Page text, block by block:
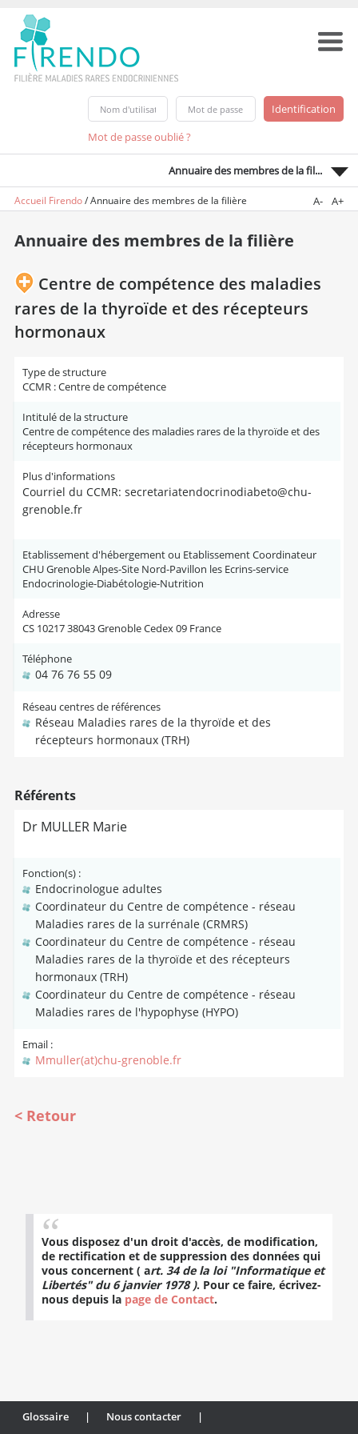
Mot de passe oublié ?
Annuaire des membres de la fil...
Accueil Firendo/Annuaire des membres de la filière A- A+
Annuaire des membres de la filière
Centre de compétence des maladies
rares de la thyroïde et des récepteurs
hormonaux
Type de structure
CCMR : Centre de compétence
Intitulé de la structure
Centre de compétence des maladies rares de la thyroïde et des
récepteurs hormonaux
Plus d'informations
Courriel du CCMR: secretariatendocrinodiabeto@chu-
grenoble.fr
Etablissement d'hébergement ou Etablissement Coordinateur
CHU Grenoble Alpes-Site Nord-Pavillon les Ecrins-service
Endocrinologie-Diabétologie-Nutrition
Adresse
CS 10217 38043 Grenoble Cedex 09 France
Téléphone
04 76 76 55 09
Réseau centres de références
Réseau Maladies rares de la thyroïde et des
récepteurs hormonaux (TRH)
Référents
Dr MULLER Marie
Fonction(s) :
Endocrinologue adultes
Coordinateur du Centre de compétence - réseau
Maladies rares de la surrénale (CRMRS)
Coordinateur du Centre de compétence - réseau
Maladies rares de la thyroïde et des récepteurs
hormonaux (TRH)
Coordinateur du Centre de compétence - réseau
Maladies rares de l'hypophyse (HYPO)
Email :
Mmuller(at)chu-grenoble.fr
Retour
Vous disposez d'un droit d'accès, de modification,
de rectification et de suppression des données qui
vous concernent ( art. 34 de la loi "Informatique et
Libertés" du 6 janvier 1978 ). Pour ce faire, écrivez-
nous depuis la page de Contact.
Glossaire | Nous contacter |